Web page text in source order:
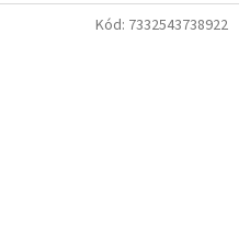
Kód: 7332543738922